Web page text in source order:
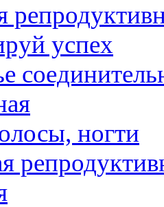
успех
ногти